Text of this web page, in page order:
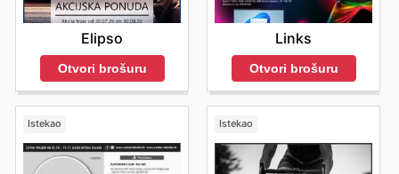
Elipso
Otvori brošuru
Links
Otvori brošuru
Istekao Istekao